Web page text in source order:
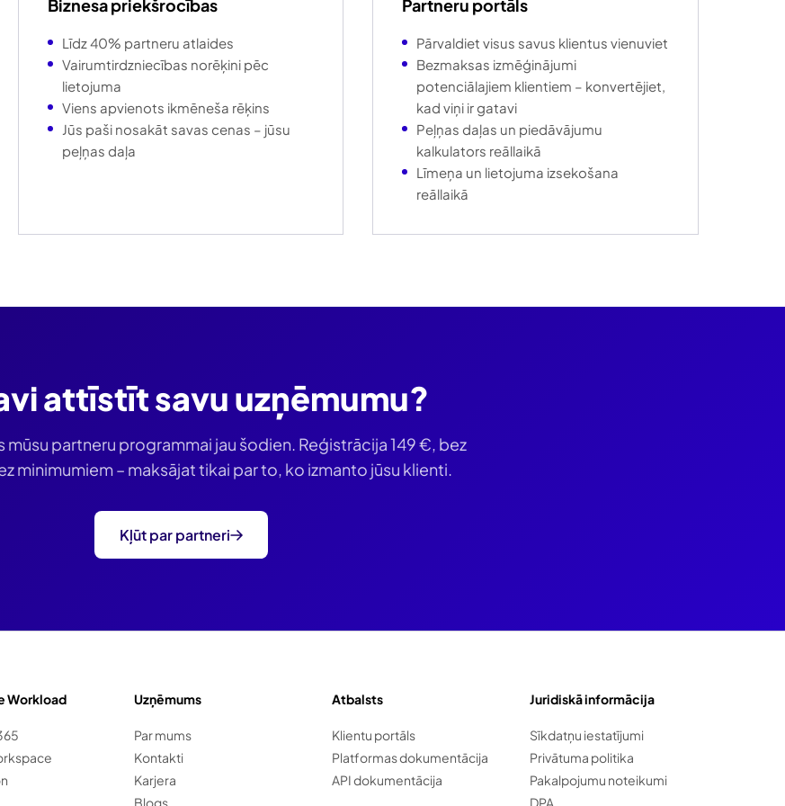
Biznesa priekšrocības
Līdz 40% partneru atlaides
Vairumtirdzniecības norēķini pēc
lietojuma
Viens apvienots ikmēneša rēķins
Jūs paši nosakāt savas cenas – jūsu
peļņas daļa
Partneru portāls
Pārvaldiet visus savus klientus vienuviet
Bezmaksas izmēģinājumi
potenciālajiem klientiem – konvertējiet,
kad viņi ir gatavi
Peļņas daļas un piedāvājumu
kalkulators reāllaikā
Līmeņa un lietojuma izsekošana
reāllaikā
attīstīt savu uzņēmumu?
mūsu partneru programmai jau šodien. Reģistrācija149 €, bez
minimumiem – maksājat tikai par to, ko izmanto jūsu klienti.
Kļūt par partneri
Workload Uzņēmums
Par mums
Kontakti
Karjera
Blogs
Atbalsts
Klientu portāls
Platformas dokumentācija
API dokumentācija
Juridiskā informācija
Sīkdatņu iestatījumi
Privātuma politika
Pakalpojumu noteikumi
DPA